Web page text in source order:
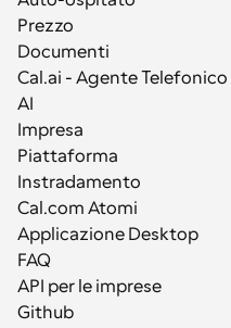
Prezzo
Documenti
Cal.ai - Agente Telefonico
AI
Impresa
Piattaforma
Instradamento
Cal.com Atomi
Applicazione Desktop
FAQ
API per le imprese
Github